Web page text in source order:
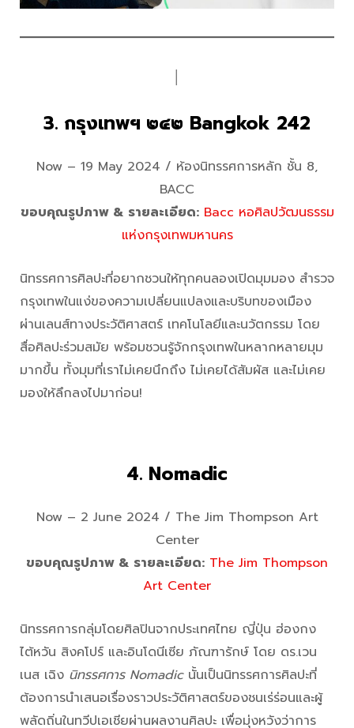
3. กรุงเทพฯ ๒๔๒ Bangkok 242
Now – 19 May 2024 / ห้องนิทรรศการหลัก ชั้น 8,
BACC
ขอบคุณรูปภาพ & รายละเอียด: Bacc หอศิลปวัฒนธรรม
แห่งกรุงเทพมหานคร
นิทรรศการศิลปะที่อยากชวนให้ทุกคนลองเปิดมุมมอง สำรวจ
กรุงเทพในแง่ของความเปลี่ยนแปลงและบริบทของเมือง
ผ่านเลนส์ทางประวัติศาสตร์ เทคโนโลยีและนวัตกรรม โดย
สื่อศิลปะร่วมสมัย พร้อมชวนรู้จักกรุงเทพในหลากหลายมุม
มากขึ้น ทั้งมุมที่เราไม่เคยนึกถึง ไม่เคยได้สัมผัส และไม่เคย
มองให้ลึกลงไปมาก่อน!
4. Nomadic
Now – 2 June 2024 / The Jim Thompson Art
Center
ขอบคุณรูปภาพ & รายละเอียด: The Jim Thompson
Art Center
นิทรรศการกลุ่มโดยศิลปินจากประเทศไทย ญี่ปุ่น ฮ่องกง
ไต้หวัน สิงคโปร์ และอินโดนีเซีย ภัณฑารักษ์ โดย ดร.เวน
เนส เฉิง นิทรรศการ Nomadicนั้นเป็นนิทรรศการศิลปะที่
ต้องการนำเสนอเรื่องราวประวัติศาสตร์ของชนเร่ร่อนและผู้
พลัดถิ่นในทวีปเอเชียผ่านผลงานศิลปะ เพื่อมุ่งหวังว่าการ